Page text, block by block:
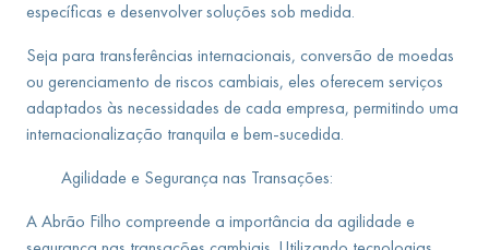
específicas e desenvolver soluções sob medida.
Seja para transferências internacionais, conversão de moedas
ou gerenciamento de riscos cambiais, eles oferecem serviços
adaptados às necessidades de cada empresa, permitindo uma
internacionalização tranquila e bem-sucedida.
Agilidade e Segurança nas Transações:
A Abrão Filho compreende a importância da agilidade e